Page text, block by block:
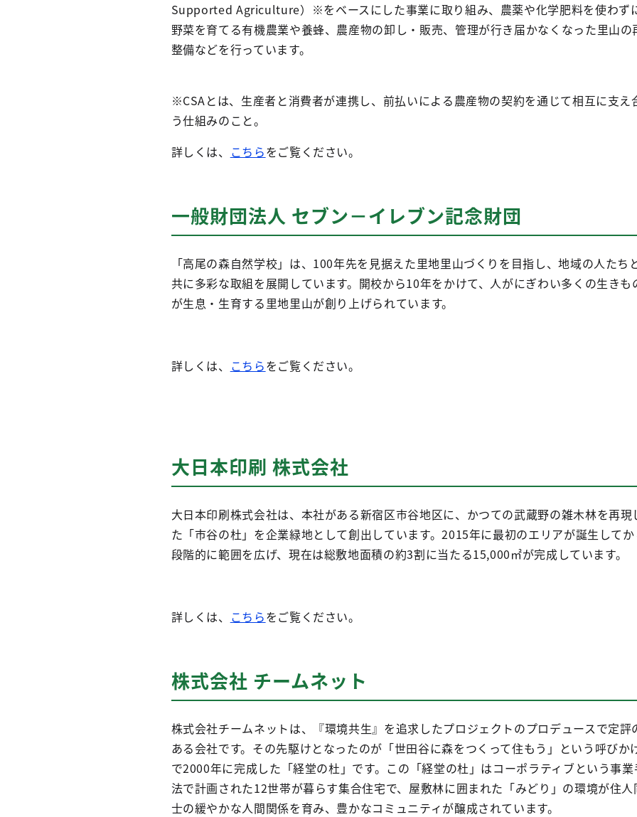
Supported Agriculture）※をベースにした事業に取り組み、農薬や化学肥料を使わず
野菜を育てる有機農業や養蜂、農産物の卸し・販売、管理が行き届かなくなった里山の
整備などを行っています。
※CSAとは、生産者と消費者が連携し、前払いによる農産物の契約を通じて相互に支え
う仕組みのこと。
詳しくは、 こちらをご覧ください。
一般財団法人 セブン－イレブン記念財団
「高尾の森自然学校」は、100年先を見据えた里地里山づくりを目指し、地域の人たち
共に多彩な取組を展開しています。開校から10年をかけて、人がにぎわい多くの生きも
が生息・生育する里地里山が創り上げられています。
詳しくは、 こちらをご覧ください。
大日本印刷 株式会社
大日本印刷株式会社は、本社がある新宿区市谷地区に、かつての武蔵野の雑木林を再現
た「市谷の杜」を企業緑地として創出しています。2015年に最初のエリアが誕生して
段階的に範囲を広げ、現在は総敷地面積の約3割に当たる15,000㎡が完成しています。
詳しくは、 こちらをご覧ください。
株式会社 チームネット
株式会社チームネットは、『環境共生』を追求したプロジェクトのプロデュースで定評
ある会社です。その先駆けとなったのが「世田谷に森をつくって住もう」という呼びか
で2000年に完成した「経堂の杜」です。この「経堂の杜」はコーポラティブという事
法で計画された12世帯が暮らす集合住宅で、屋敷林に囲まれた「みどり」の環境が住人
士の緩やかな人間関係を育み、豊かなコミュニティが醸成されています。